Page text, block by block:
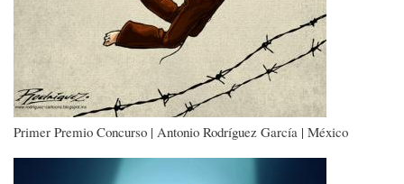
Primer Premio Concurso | Antonio Rodríguez García | México